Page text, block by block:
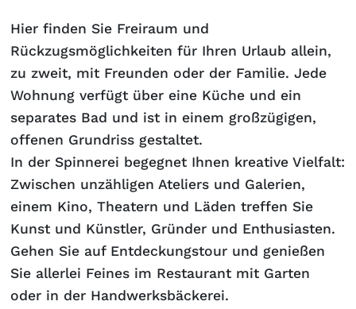
Hier finden Sie Freiraum und
Rückzugsmöglichkeiten für Ihren Urlaub allein,
zu zweit, mit Freunden oder der Familie. Jede
Wohnung verfügt über eine Küche und ein
separates Bad und ist in einem großzügigen,
offenen Grundriss gestaltet.
In der Spinnerei begegnet Ihnen kreative Vielfalt:
Zwischen unzähligen Ateliers und Galerien,
einem Kino, Theatern und Läden treffen Sie
Kunst und Künstler, Gründer und Enthusiasten.
Gehen Sie auf Entdeckungstour und genießen
Sie allerlei Feines im Restaurant mit Garten
oder in der Handwerksbäckerei.